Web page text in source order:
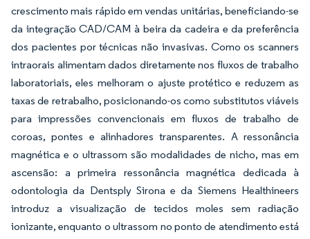
crescimento mais rápido em vendas unitárias, beneficiando-se
da integração CAD/CAM à beira da cadeira e da preferência
dos pacientes por técnicas não invasivas. Como os scanners
intraorais alimentam dados diretamente nos fluxos de trabalho
laboratoriais, eles melhoram o ajuste protético e reduzem as
taxas de retrabalho, posicionando-os como substitutos viáveis
para impressões convencionais em fluxos de trabalho de
coroas, pontes e alinhadores transparentes. A ressonância
magnética e o ultrassom são modalidades de nicho, mas em
ascensão: a primeira ressonância magnética dedicada à
odontologia da Dentsply Sirona e da Siemens Healthineers
introduz a visualização de tecidos moles sem radiação
ionizante, enquanto o ultrassom no ponto de atendimento está